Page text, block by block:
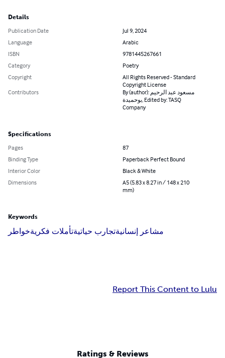
Details
Publication Date
Jul 9, 2024
Language
Arabic
ISBN
9781445267661
Category
Poetry
Copyright
All Rights Reserved - Standard
Copyright License
Contributors
By (author): مسعود عبد الرحيم
بوحميدة, Edited by: TASQ
Company
Specifications
Pages
87
Binding Type
Paperback Perfect Bound
Interior Color
Black & White
Dimensions
A5 (5.83 x 8.27 in / 148 x 210
mm)
Keywords
خواطرتأملات فكريةتجارب حياتيةمشاعر إنسانية
Report This Content to Lulu
Ratings & Reviews